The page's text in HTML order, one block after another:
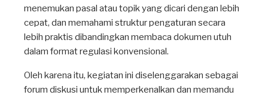
menemukan pasal atau topik yang dicari dengan lebih
cepat, dan memahami struktur pengaturan secara
lebih praktis dibandingkan membaca dokumen utuh
dalam format regulasi konvensional.
Oleh karena itu, kegiatan ini diselenggarakan sebagai
forum diskusi untuk memperkenalkan dan memandu